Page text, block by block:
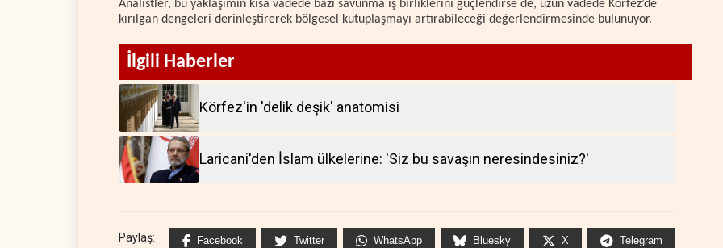
Analistler, bu yaklaşımın kısa vadede bazı savunma iş birliklerini güçlendirse de, uzun vadede Körfez’de
kırılgan dengeleri derinleştirerek bölgesel kutuplaşmayı artırabileceği değerlendirmesinde bulunuyor.
İlgili Haberler
Körfez'in 'delik deşik' anatomisi
Laricani'den İslam ülkelerine: 'Siz bu savaşın neresindesiniz?'
Paylaş: Facebook Twitter WhatsApp Bluesky X Telegram